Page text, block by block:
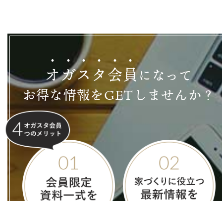
オガス タ会員になって
お得な情報をGETしませんか？